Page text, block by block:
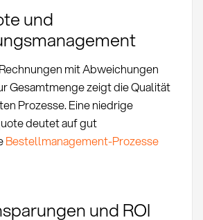
und
mit Abweichungen
Gesamtmenge zeigt die Qualität
Prozesse. Eine niedrige
deutet auf gut
Bestellmanagement-Prozesse
und ROI